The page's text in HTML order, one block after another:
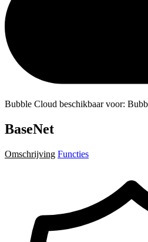
Bubble Cloud beschikbaar voor:
BaseNet
Omschrijving Functies